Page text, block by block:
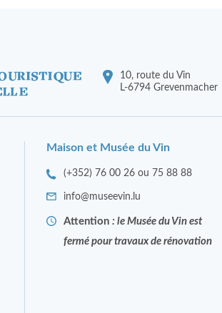
10, route du Vin
L-6794 Grevenmacher
Maison et Musée du Vin
(+352) 76 00 26 ou 75 88 88
info@museevin.lu
Attention : le Musée du Vin est
fermé pour travaux de rénovation